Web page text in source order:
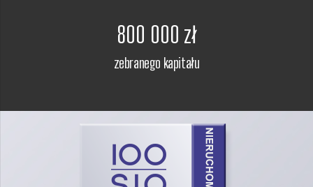
800 000 zł
zebranego kapitału